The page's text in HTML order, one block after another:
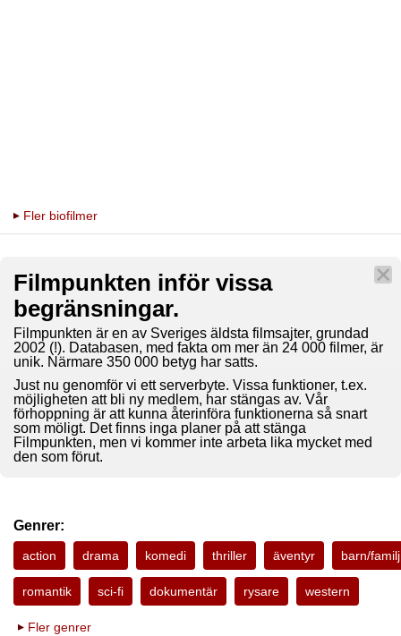
Fler biofilmer
Filmpunkten inför vissa
begränsningar.
Filmpunkten är en av Sveriges äldsta filmsajter, grundad
2002 (!). Databasen, med fakta om mer än 24 000 filmer, är
unik. Närmare 350 000 betyg har satts.
Just nu genomför vi ett serverbyte. Vissa funktioner, t.ex.
möjligheten att bli ny medlem, har stängas av. Vår
förhoppning är att kunna återinföra funktionerna så snart
som möligt. Det finns inga planer på att stänga
Filmpunkten, men vi kommer inte arbeta lika mycket med
den som förut.
Genrer:
action drama komedi thriller äventyr barn/familj
romantik sci-fi dokumentär rysare western
Fler genrer